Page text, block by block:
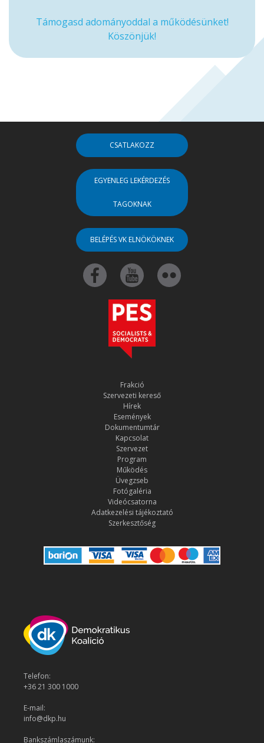
Támogasd adományoddal a működésünket!
Köszönjük!
CSATLAKOZZ
EGYENLEG LEKÉRDEZÉS
TAGOKNAK
BELÉPÉS VK ELNÖKÖKNEK
Frakció
Szervezeti kereső
Hírek
Események
Dokumentumtár
Kapcsolat
Szervezet
Program
Működés
Üvegzseb
Fotógaléria
Videócsatorna
Adatkezelési tájékoztató
Szerkesztőség
Telefon:
+36 21 300 1000
E-mail:
info@dkp.hu
Bankszámlaszámunk: